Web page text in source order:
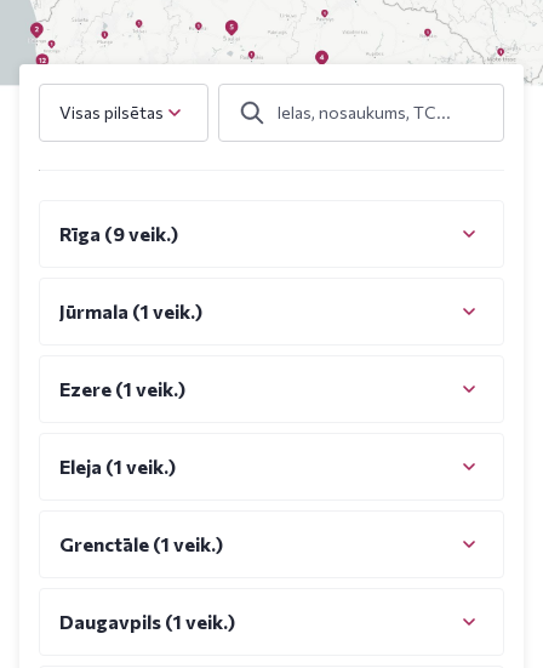
Visas pilsētas
Rīga (9 veik.)
Jūrmala (1 veik.)
Ezere (1 veik.)
Eleja (1 veik.)
Grenctāle (1 veik.)
Daugavpils (1 veik.)